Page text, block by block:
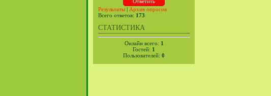
Результаты | Архив опросов
Всего ответов: 173
СТАТИСТИКА
Онлайн всего: 1
Гостей: 1
Пользователей: 0